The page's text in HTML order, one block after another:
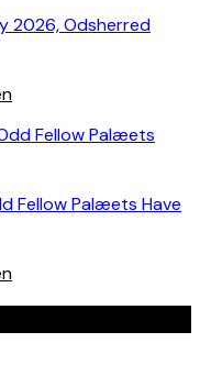
2026, Odsherred
Fellow Palæets Have